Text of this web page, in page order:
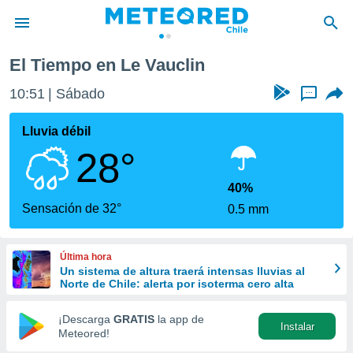
de
por
se
calidad.
a este
las
y
forma
digital
basada
El Tiempo en Le Vauclin
10:51 Sábado ...
Lluvia débil
28°
Sensación de 32°
40%
0.5 mm
Última hora
Un sistema de altura traerá intensas lluvias al
Norte de Chile: alerta por isoterma cero alta
¡Descarga GRATIS la app de
Meteored!
Instalar